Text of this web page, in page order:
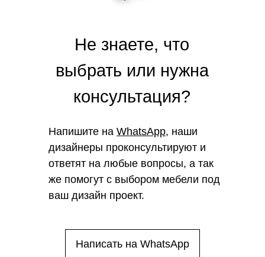
Напишите на WhatsApp, наши
дизайнеры проконсультируют и
ответят на любые вопросы, а так
же помогут с выбором мебели под
ваш дизайн проект.
Не знаете, что
выбрать или нужна
консультация?
Написать на WhatsApp